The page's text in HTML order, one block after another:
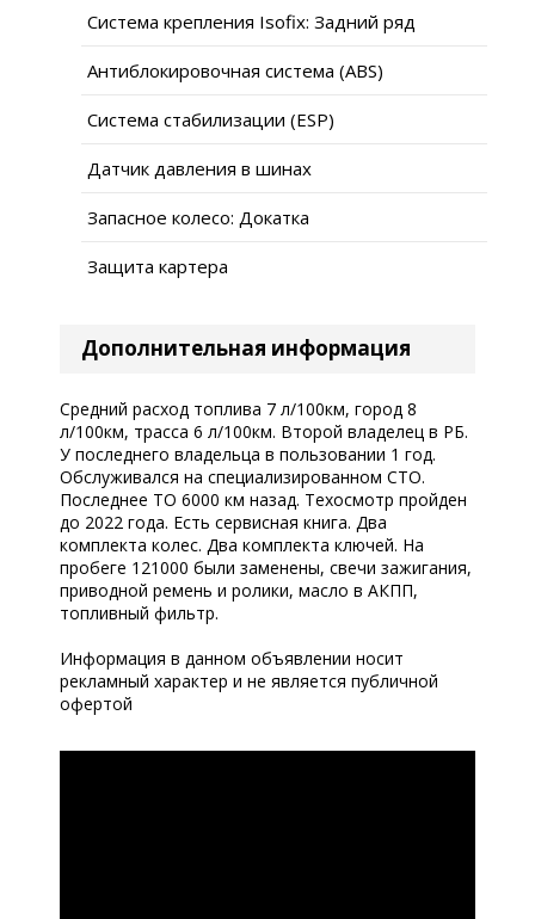
Система крепления Isofix: Задний ряд
Антиблокировочная система (ABS)
Система стабилизации (ESP)
Датчик давления в шинах
Запасное колесо: Докатка
Защита картера
Дополнительная информация
Средний расход топлива 7 л/100км, город 8
л/100км, трасса 6 л/100км. Второй владелец в РБ.
У последнего владельца в пользовании 1 год.
Обслуживался на специализированном СТО.
Последнее ТО 6000 км назад. Техосмотр пройден
до 2022 года. Есть сервисная книга. Два
комплекта колес. Два комплекта ключей. На
пробеге 121000 были заменены, свечи зажигания,
приводной ремень и ролики, масло в АКПП,
топливный фильтр.
Информация в данном объявлении носит
рекламный характер и не является публичной
офертой